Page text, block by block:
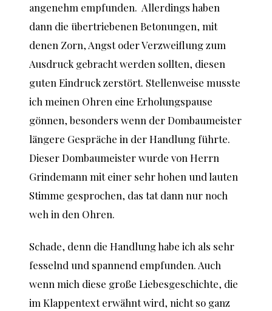
angenehm empfunden. Allerdings haben
dann die übertriebenen Betonungen, mit
denen Zorn, Angst oder Verzweiflung zum
Ausdruck gebracht werden sollten, diesen
guten Eindruck zerstört. Stellenweise musste
ich meinen Ohren eine Erholungspause
gönnen, besonders wenn der Dombaumeister
längere Gespräche in der Handlung führte.
Dieser Dombaumeister wurde von Herrn
Grindemann mit einer sehr hohen und lauten
Stimme gesprochen, das tat dann nur noch
weh in den Ohren.
Schade, denn die Handlung habe ich als sehr
fesselnd und spannend empfunden. Auch
wenn mich diese große Liebesgeschichte, die
im Klappentext erwähnt wird, nicht so ganz